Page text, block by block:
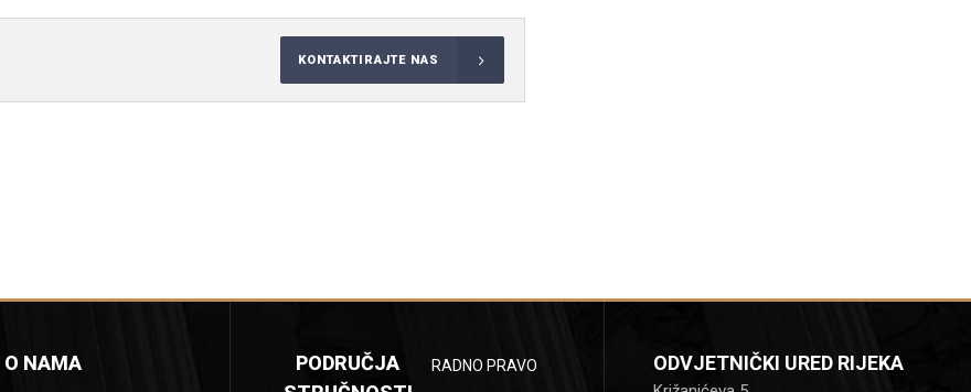
KONTAKTIRAJTE NAS
O NAMA
PODRUČJA
RADNO PRAVO ODVJETNIČKI URED RIJEKA